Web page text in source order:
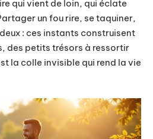
qui vient de loin, qui éclate
un fou rire, se taquiner,
: ces instants construisent
des petits trésors à ressortir
la colle invisible qui rend la vie